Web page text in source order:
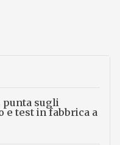
sugli
e test in fabbrica a